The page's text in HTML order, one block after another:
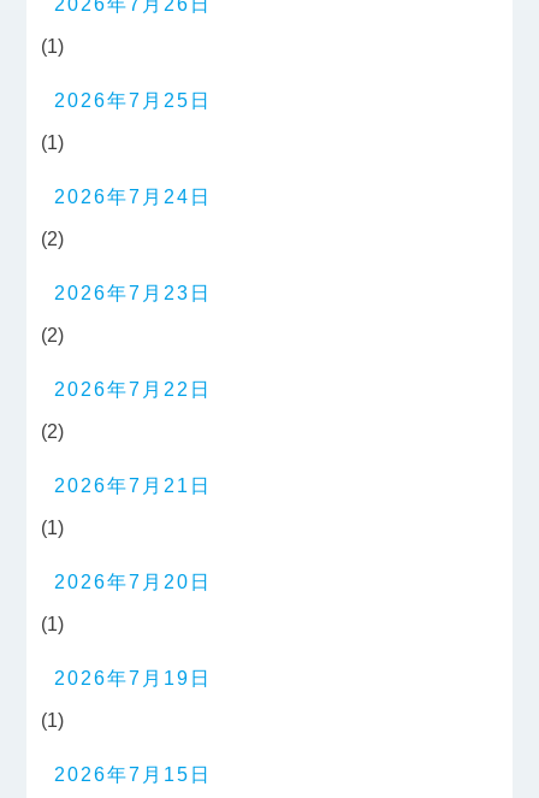
2026年7月26日
(1)
2026年7月25日
(1)
2026年7月24日
(2)
2026年7月23日
(2)
2026年7月22日
(2)
2026年7月21日
(1)
2026年7月20日
(1)
2026年7月19日
(1)
2026年7月15日